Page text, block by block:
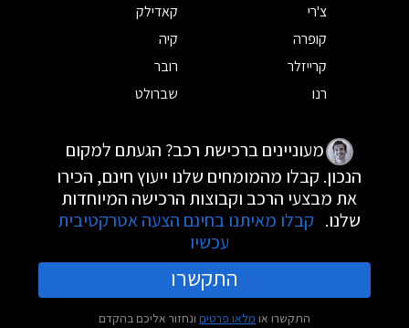
צ'רי
קאדילק
קופרה
קיה
קרייזלר
רובר
רנו
שברולט
מעוניינים ברכישת רכב? הגעתם למקום
הנכון. קבלו מהמומחים שלנו ייעוץ חינם, הכירו
את מבצעי הרכב וקבוצות הרכישה המיוחדות
שלנו. קבלו מאיתנו בחינם הצעה אטרקטיבית
עכשיו
התקשרו
התקשרו או מלאו פרטים ונחזור אליכם בהקדם